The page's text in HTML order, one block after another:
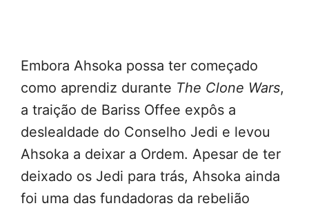
Embora Ahsoka possa ter começado
como aprendiz durante The Clone Wars,
a traição de Bariss Offee expôs a
deslealdade do Conselho Jedi e levou
Ahsoka a deixar a Ordem. Apesar de ter
deixado os Jedi para trás, Ahsoka ainda
foi uma das fundadoras da rebelião